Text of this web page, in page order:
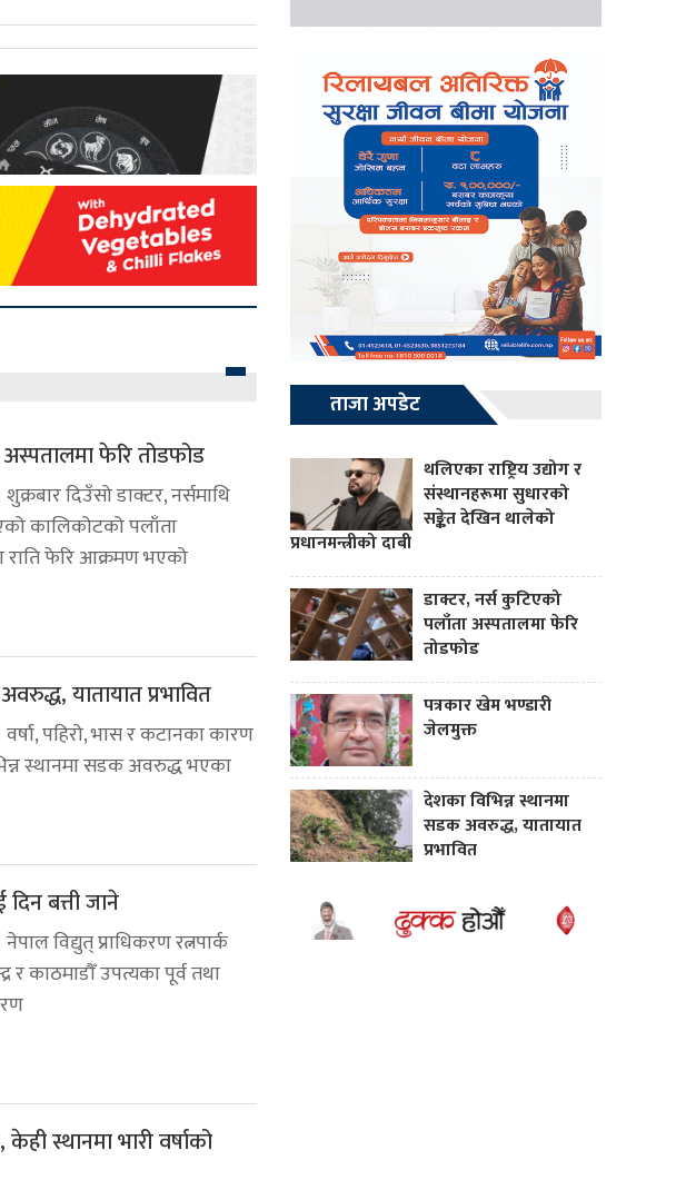
फेरि तोडफोड
दिउँसो डाक्टर, नर्समाथि
कालिकोटको पलाँता
राति फेरि आक्रमण भएको
यातायात प्रभावित
पहिरो, भास र कटानका कारण
स्थानमा सडक अवरुद्ध भएका
दिन बत्ती जाने
विद्युत् प्राधिकरण रत्नपार्क
र काठमाडौँ उपत्यका पूर्व तथा
स्थानमा भारी वर्षाको
ताजा अपडेट
थलिएका राष्ट्रिय उद्योग र
संस्थानहरूमा सुधारको
सङ्केत देखिन थालेको
प्रधानमन्त्रीको दाबी
डाक्टर, नर्स कुटिएको
पलाँता अस्पतालमा फेरि
तोडफोड
पत्रकार खेम भण्डारी
जेलमुक्त
देशका विभिन्न स्थानमा
सडक अवरुद्ध, यातायात
प्रभावित